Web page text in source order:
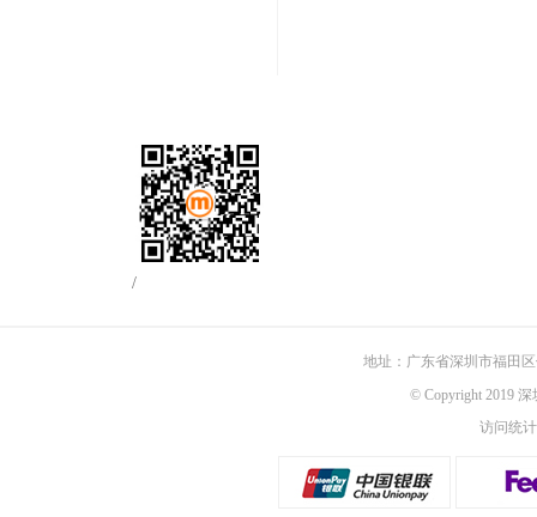
/
地址：广东省深圳市福田
© Copyright 2019
访问统